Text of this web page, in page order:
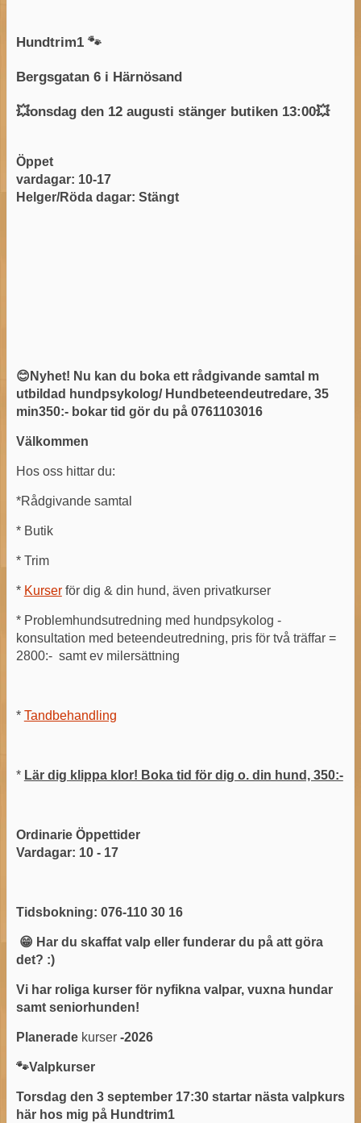
Hundtrim1 🐾
Bergsgatan 6 i Härnösand
💥onsdag den 12 augusti stänger butiken 13:00💥
Öppet
vardagar: 10-17
Helger/Röda dagar: Stängt
😊Nyhet! Nu kan du boka ett rådgivande samtal m
utbildad hundpsykolog/ Hundbeteendeutredare, 35
min350:- bokar tid gör du på 0761103016
Välkommen
Hos oss hittar du:
*Rådgivande samtal
* Butik
* Trim
* Kurserför dig & din hund, även privatkurser
* Problemhundsutredning med hundpsykolog -
konsultation med beteendeutredning, pris för två träffar =
2800:- samt ev milersättning
* Tandbehandling
* Lär dig klippa klor! Boka tid för dig o. din hund, 350:-
Ordinarie Öppettider
Vardagar: 10 - 17
Tidsbokning: 076-110 30 16
😁 Har du skaffat valp eller funderar du på att göra
det? :)
Vi har roliga kurser för nyfikna valpar, vuxna hundar
samt seniorhunden!
Planeradekurser -2026
🐾Valpkurser
Torsdag den 3 september 17:30 startar nästa valpkurs
här hos mig på Hundtrim1